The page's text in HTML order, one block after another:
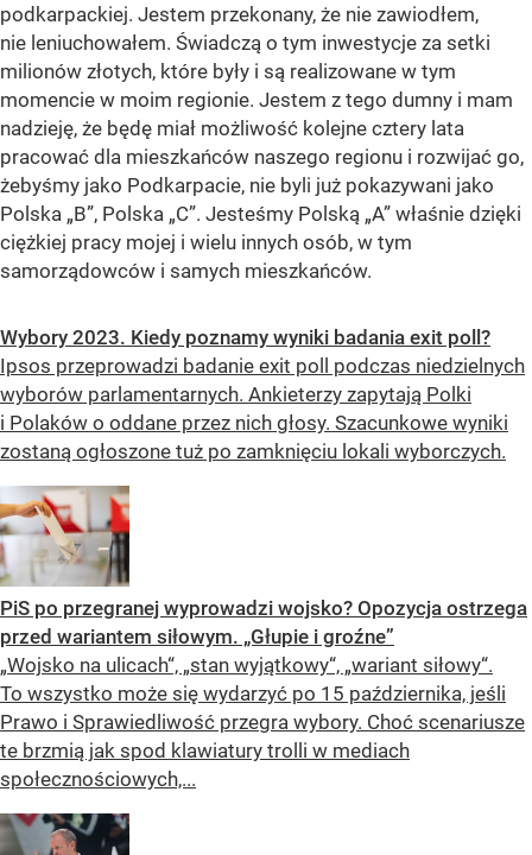
podkarpackiej. Jestem przekonany, że nie zawiodłem,
nie leniuchowałem. Świadczą o tym inwestycje za setki
milionów złotych, które były i są realizowane w tym
momencie w moim regionie. Jestem z tego dumny i mam
nadzieję, że będę miał możliwość kolejne cztery lata
pracować dla mieszkańców naszego regionu i rozwijać go,
żebyśmy jako Podkarpacie, nie byli już pokazywani jako
Polska „B”, Polska „C”. Jesteśmy Polską „A” właśnie dzięki
ciężkiej pracy mojej i wielu innych osób, w tym
samorządowców i samych mieszkańców.
Wybory 2023. Kiedy poznamy wyniki badania exit poll?
Ipsos przeprowadzi badanie exit poll podczas niedzielnych
wyborów parlamentarnych. Ankieterzy zapytają Polki
i Polaków o oddane przez nich głosy. Szacunkowe wyniki
zostaną ogłoszone tuż po zamknięciu lokali wyborczych.
PiS po przegranej wyprowadzi wojsko? Opozycja ostrzega
przed wariantem siłowym. „Głupie i groźne”
„Wojsko na ulicach“, „stan wyjątkowy“, „wariant siłowy“.
To wszystko może się wydarzyć po 15 października, jeśli
Prawo i Sprawiedliwość przegra wybory. Choć scenariusze
te brzmią jak spod klawiatury trolli w mediach
społecznościowych,...